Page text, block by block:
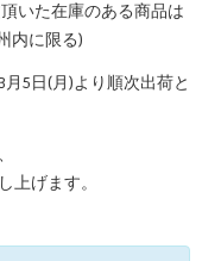
いた在庫のある商品は
内に限る)
5日(月)より順次出荷と
上げます。